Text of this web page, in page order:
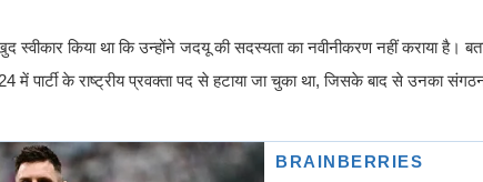
स्वीकार किया था कि उन्होंने जदयू की सदस्यता का नवीनीकरण नहीं कराया है।
पार्टी के राष्ट्रीय प्रवक्ता पद से हटाया जा चुका था, जिसके बाद से उनका